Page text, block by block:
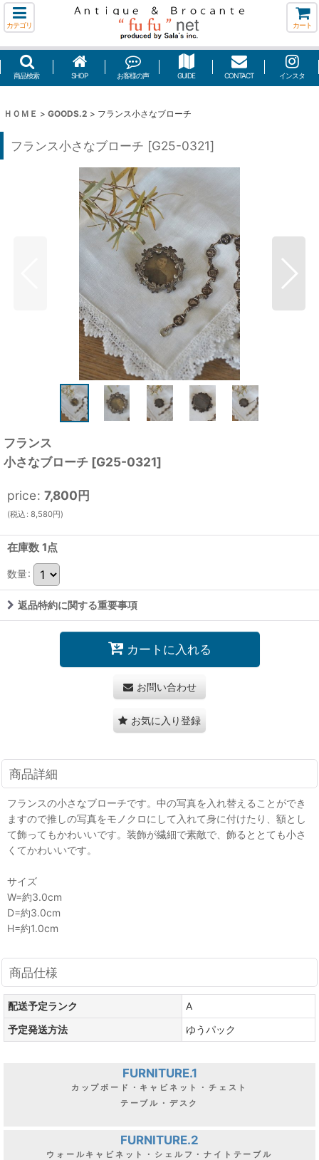
カテゴリ カート
商品検索 SHOP お客様の声 GUIDE CONTACT インスタ
ＨＯＭＥ > GOODS.2 > フランス小さなブローチ
フランス小さなブローチ [G25-0321]
フランス
小さなブローチ [G25-0321]
price: 7,800円
(税込 : 8,580円)
在庫数 1点
数量:
返品特約に関する重要事項
カートに入れる
お問い合わせ
お気に入り登録
商品詳細
フランスの小さなブローチです。中の写真を入れ替えることができ
ますので推しの写真をモノクロにして入れて身に付けたり、額とし
て飾ってもかわいいです。装飾が繊細で素敵で、飾るととても小さ
くてかわいいです。
サイズ
W=約3.0cm
D=約3.0cm
H=約1.0cm
商品仕様
配送予定ランク
A
予定発送方法
ゆうパック
FURNITURE.1
カップボード・キャビネット・チェスト
テーブル・デスク
FURNITURE.2
ウォールキャビネット・シェルフ・ナイトテーブル